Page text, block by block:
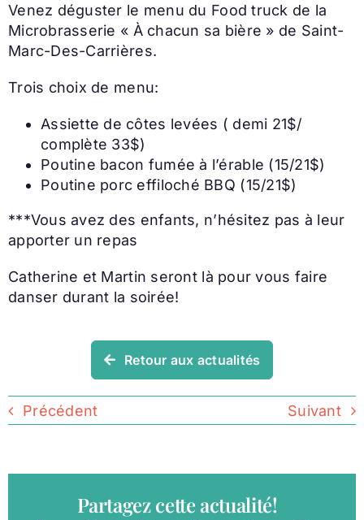
Venez déguster le menu du Food truck de la
Microbrasserie « À chacun sa bière » de Saint-
Marc-Des-Carrières.
Trois choix de menu:
Assiette de côtes levées ( demi 21$/
complète 33$)
Poutine bacon fumée à l’érable (15/21$)
Poutine porc effiloché BBQ (15/21$)
***Vous avez des enfants, n’hésitez pas à leur
apporter un repas
Catherine et Martin seront là pour vous faire
danser durant la soirée!
Retour aux actualités
Précédent Suivant
Partagez cette actualité!